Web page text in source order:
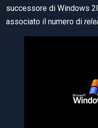
successore di Windows
associato il numero di